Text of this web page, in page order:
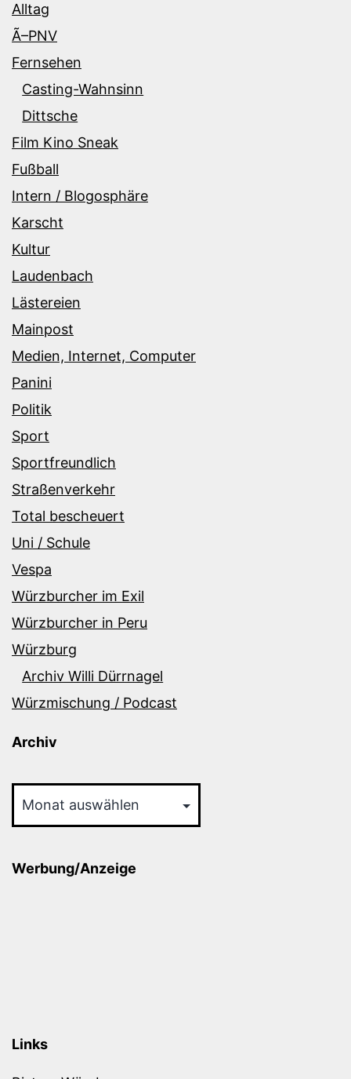
Alltag
Ã–PNV
Fernsehen
Casting-Wahnsinn
Dittsche
Film Kino Sneak
Fußball
Intern / Blogosphäre
Karscht
Kultur
Laudenbach
Lästereien
Mainpost
Medien, Internet, Computer
Panini
Politik
Sport
Sportfreundlich
Straßenverkehr
Total bescheuert
Uni / Schule
Vespa
Würzburcher im Exil
Würzburcher in Peru
Würzburg
Archiv Willi Dürrnagel
Würzmischung / Podcast
Archiv
Werbung/Anzeige
Links